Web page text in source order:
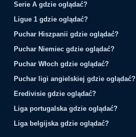
Serie A gdzie oglądać?
Ligue 1 gdzie oglądać?
Puchar Hiszpanii gdzie oglądać?
Puchar Niemiec gdzie oglądać?
Puchar Włoch gdzie oglądać?
Puchar ligi angielskiej gdzie oglądać?
Eredivisie gdzie oglądać?
Liga portugalska gdzie oglądać?
Liga belgijska gdzie oglądać?